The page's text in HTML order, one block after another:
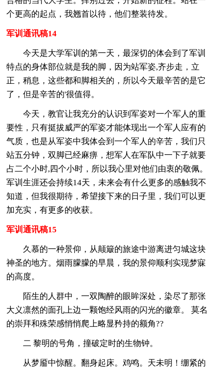
个更高的起点，我翘首以待，他们整装待发。
军训通讯稿14
今天是大学军训的第一天，最深切的体会到了军训
特点的身体部位就是我的脚，因为站军姿,齐步走，立
正，稍息，这些都和脚相关的，所以今天最辛苦的是它
了，但是辛苦的'很值得。
今天，教官让我充分的认识到军姿对一个军人的重
要性，只有挺拔威严的军姿才能体现出一个军人应有的
气质，也是从军姿中我体会到一个军人的辛苦，我们只
站五分钟，双脚已经麻痹，想军人在军队中一下子就要
占二个小时,四个小时，所以我心里对他们由衷的敬佩。
军训生涯还会持续14天，未来会有什么更多的感触我不
知道，但我很期待，希望接下来的日子里，我们可以更
加充实，有更多的收获。
军训通讯稿15
久慕的一种景仰，从颠簸的旅途中游离进匀城这块
神圣的地方。烟雨朦朦的早晨，我的景仰顺利实现梦寐
的高度。
陌生的人群中，一双陶醉的眼眸深处，染尽了那张
大义凛然的面孔上边一颗饱经风雨的闪光的徽章。 莫名
的崇拜和殊荣感悄悄爬上略显矜持的额角??
二 黎明的号角，撞破定时的生物钟。
从梦靥中惊醒。翻身起床。鸡鸣。天未明！绷紧的